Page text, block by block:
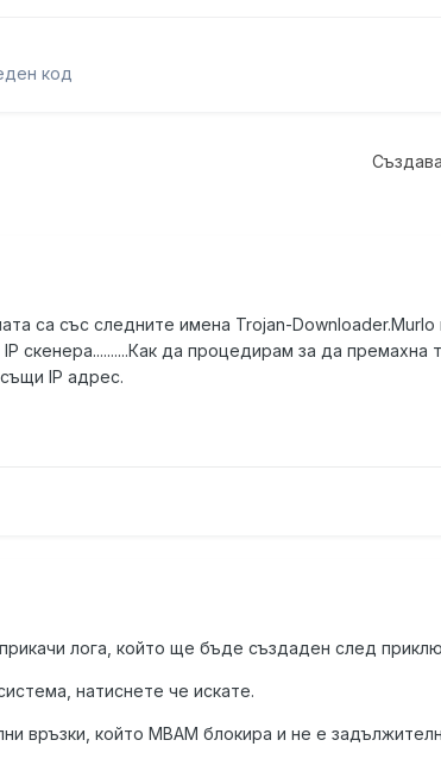
код
са със следните имена Trojan-Downloader.Murlo
скенера..........Как да процедирам за да
IP адрес.
лога, който ще бъде създаден след
натиснете че искате.
връзки, който MBAM блокира и не е